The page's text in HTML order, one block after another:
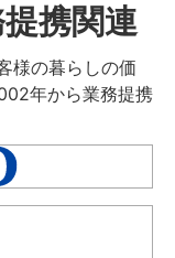
携関連
様の暮らしの価
年から業務提携